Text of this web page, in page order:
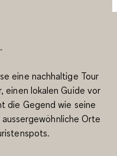
eine nachhaltige Tour
einen lokalen Guide vor
die Gegend wie seine
Orte